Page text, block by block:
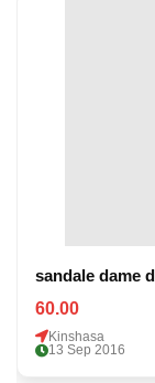
sandale dame
60.00
Kinshasa
13 Sep 2016